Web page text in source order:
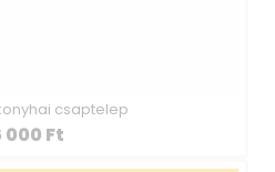
csaptelep
000 Ft